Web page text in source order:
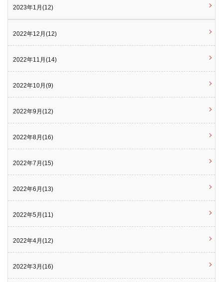
2023年1月(12)
2022年12月(12)
2022年11月(14)
2022年10月(9)
2022年9月(12)
2022年8月(16)
2022年7月(15)
2022年6月(13)
2022年5月(11)
2022年4月(12)
2022年3月(16)